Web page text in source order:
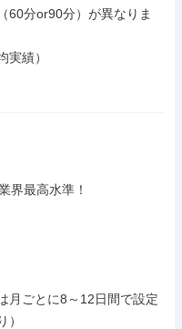
60分or90分）が異なりま
績）
界最高水準！
月ごとに8～12日間で設定
）